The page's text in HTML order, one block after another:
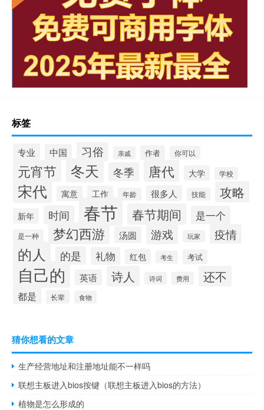
标签
专业 中国 习俗 亲戚 作者 你可以
元宵节 冬天 冬季 唐代 大学 学校
宋代 寓意 工作 年龄 很多人 技能 攻略
新年 时间 春节 春节期间 是一个
是一种 梦幻西游 汤圆 游戏 玩家 疫情
的人 的是 礼物 红包 考生 考试
自己的 英语 诗人 诗词 费用 还不
都是 长辈 食物
猜你想看的文章
生产经营地址和注册地址能不一样吗
联想主板进入bios按键（联想主板进入bios的方法）
植物是怎么形成的